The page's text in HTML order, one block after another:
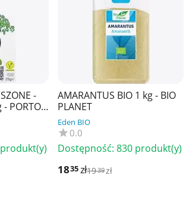
-
- PORTO
AMARANTUS BIO 1 kg - BIO
PLANET
Eden BIO
0.0
Dostępność: 830 produkt(y)
1835zł1939zł